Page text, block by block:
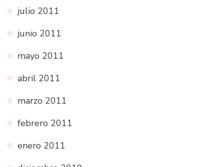
julio 2011
junio 2011
mayo 2011
abril 2011
marzo 2011
febrero 2011
enero 2011